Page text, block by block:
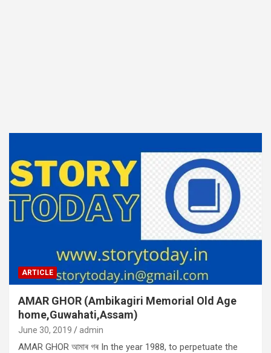
ARTICLE
AMAR GHOR (Ambikagiri Memorial Old Age
home,Guwahati,Assam)
June 30, 2019 admin
AMAR GHOR আমাৰ গৰ In the year 1988, to perpetuate the